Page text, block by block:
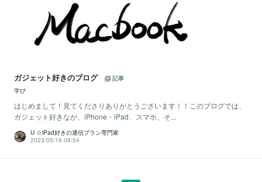
ガジェット好きのブログ
記事
学び
はじめまして！見てくださりありがとうございます！！このブログでは、
ガジェット好きなが、iPhone・iPad、スマホ、そ...
U ☆iPad好きの通信プラン専門家
2023/05/19 09:54